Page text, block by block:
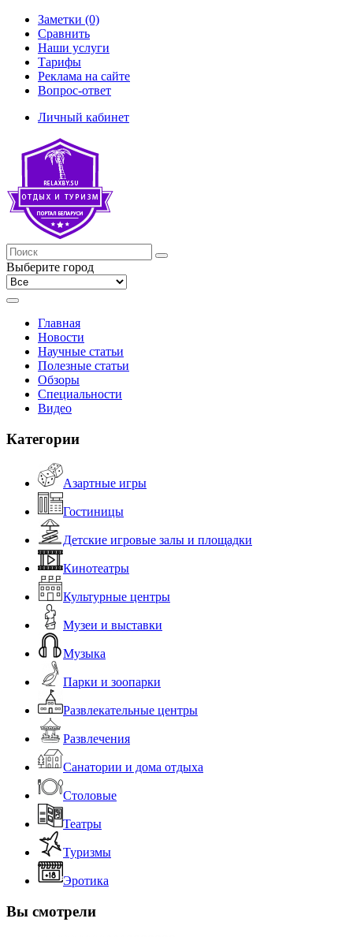
Заметки (0)
Сравнить
Наши услуги
Тарифы
Реклама на сайте
Вопрос-ответ
Личный кабинет
Выберите город
Главная
Новости
Научные статьи
Полезные статьи
Обзоры
Специальности
Видео
Категории
Азартные игры
Гостиницы
Детские игровые залы и площадки
Кинотеатры
Культурные центры
Музеи и выставки
Музыка
Парки и зоопарки
Развлекательные центры
Развлечения
Санатории и дома отдыха
Столовые
Театры
Туризмы
Эротика
Вы смотрели